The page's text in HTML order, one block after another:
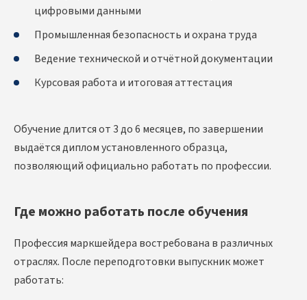
цифровыми данными
Промышленная безопасность и охрана труда
Ведение технической и отчётной документации
Курсовая работа и итоговая аттестация
Обучение длится от 3 до 6 месяцев, по завершении
выдаётся диплом установленного образца,
позволяющий официально работать по профессии.
Где можно работать после обучения
Профессия маркшейдера востребована в различных
отраслях. После переподготовки выпускник может
работать: